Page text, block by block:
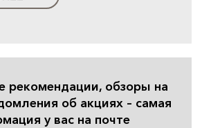
рекомендации, обзоры на
об акциях – самая
у вас на почте